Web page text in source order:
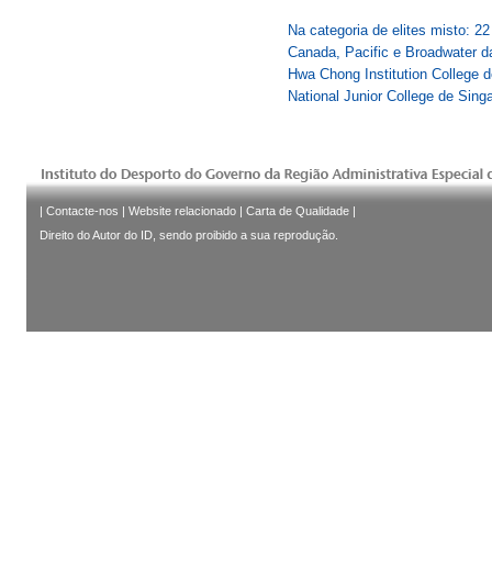
Na categoria de elites misto:
Canada, Pacific e Broadwater
Hwa Chong Institution College
National Junior College de
| Contacte-nos | Website relacionado | Carta de Qualidade |
Direito do Autor do ID, sendo proibido a sua reprodução.